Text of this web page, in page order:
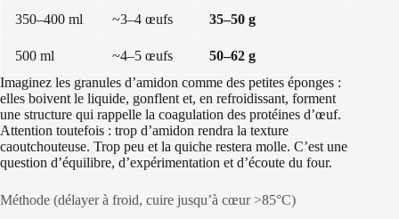
350–400 ml ~3–4 œufs 35–50 g
500 ml ~4–5 œufs
50–62 g
Imaginez les granules d’amidon comme des petites éponges :
elles boivent le liquide, gonflent et, en refroidissant, forment
une structure qui rappelle la coagulation des protéines d’œuf.
Attention toutefois : trop d’amidon rendra la texture
caoutchouteuse. Trop peu et la quiche restera molle. C’est une
question d’équilibre, d’expérimentation et d’écoute du four.
Méthode (délayer à froid, cuire jusqu’à cœur >85°C)